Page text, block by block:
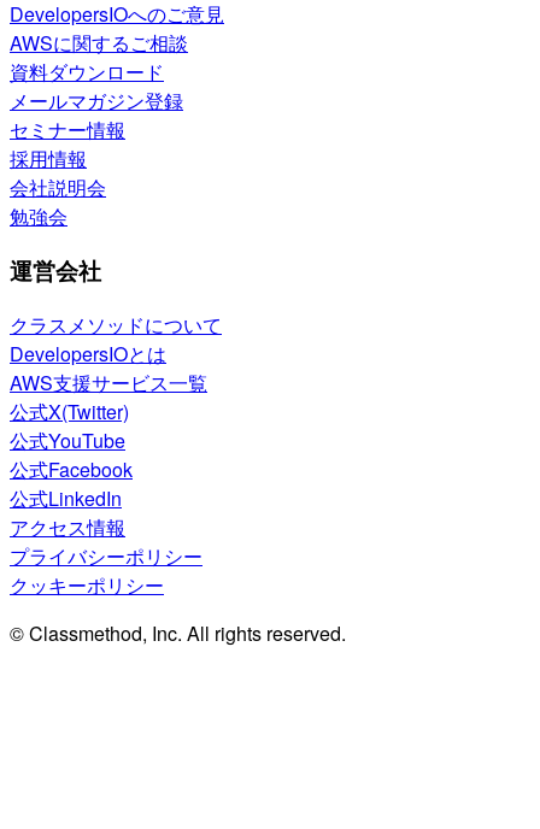
DevelopersIOへのご意見
AWSに関するご相談
資料ダウンロード
メールマガジン登録
セミナー情報
採用情報
会社説明会
勉強会
運営会社
クラスメソッドについて
DevelopersIOとは
AWS支援サービス一覧
公式X(Twitter)
公式YouTube
公式Facebook
公式LinkedIn
アクセス情報
プライバシーポリシー
クッキーポリシー
© Classmethod, Inc. All rights reserved.